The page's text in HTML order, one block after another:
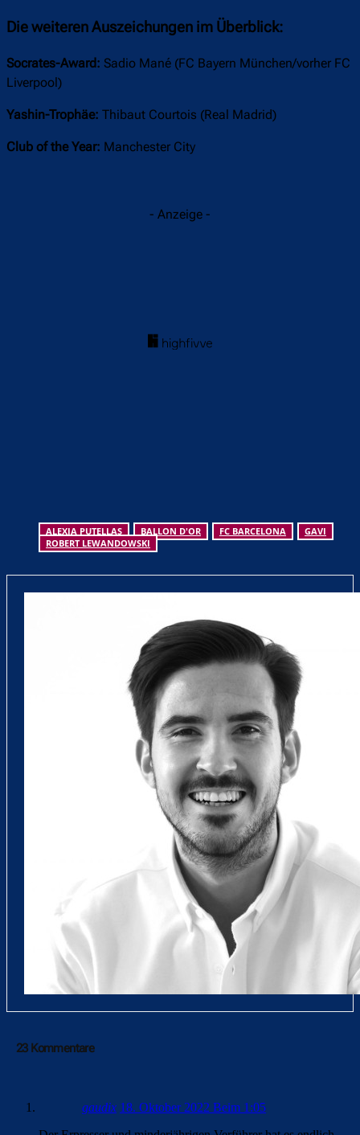
Die weiteren Auszeichungen im Überblick:
Socrates-Award: Sadio Mané (FC Bayern München/vorher FC
Liverpool)
Yashin-Trophäe: Thibaut Courtois (Real Madrid)
Club of the Year: Manchester City
- Anzeige -
ALEXIA PUTELLAS BALLON D'OR FC BARCELONA
GAVI
ROBERT LEWANDOWSKI
23 Kommentare
gaudix 18. Oktober 2022 Beim 1:05